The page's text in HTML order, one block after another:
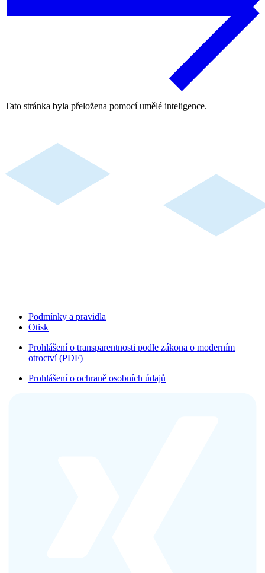
Tato stránka byla přeložena pomocí umělé inteligence.
Podmínky a pravidla
Otisk
Prohlášení o transparentnosti podle zákona o moderním
otroctví (PDF)
Prohlášení o ochraně osobních údajů